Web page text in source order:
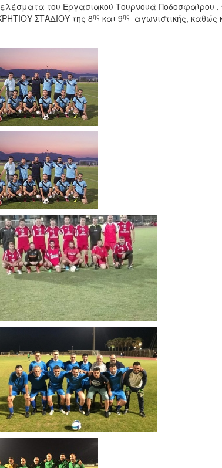
του Εργασιακού Τουρνουά Ποδοσφαίρου
ΣΤΑΔΙΟΥ της 8ης και 9ης αγωνιστικής,